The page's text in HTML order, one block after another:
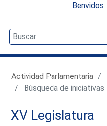
Benvidos
Actividad Parlamentaria
Búsqueda de iniciativas
XV Legislatura